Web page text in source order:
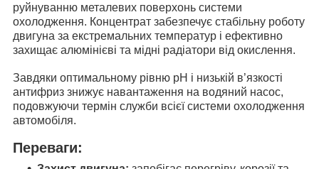
руйнуванню металевих поверхонь системи
охолодження. Концентрат забезпечує стабільну роботу
двигуна за екстремальних температур і ефективно
захищає алюмінієві та мідні радіатори від окислення.
Завдяки оптимальному рівню pH і низькій в’язкості
антифриз знижує навантаження на водяний насос,
подовжуючи термін служби всієї системи охолодження
автомобіля.
Переваги: